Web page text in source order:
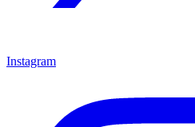
Instagram